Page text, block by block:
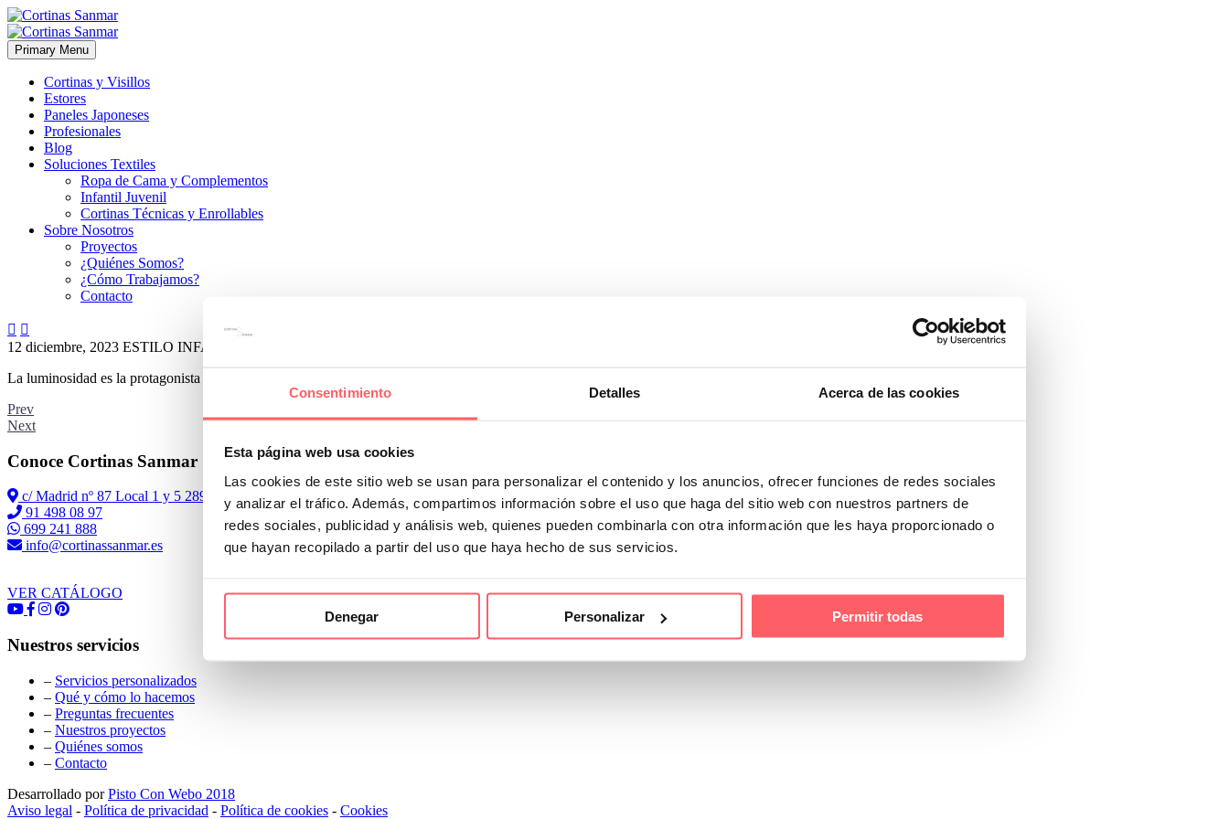
Consentimiento Detalles Acerca de las cookies
Esta página web usa cookies
Las cookies de este sitio web se usan para personalizar el contenido y los anuncios, ofrecer funciones de redes sociales
y analizar el tráfico. Además, compartimos información sobre el uso que haga del sitio web con nuestros partners de
redes sociales, publicidad y análisis web, quienes pueden combinarla con otra información que les haya proporcionado o
que hayan recopilado a partir del uso que haya hecho de sus servicios.
Denegar Personalizar Permitir todas
Primary Menu
Cortinas y Visillos
Estores
Paneles Japoneses
Profesionales
Blog
Soluciones Textiles
Ropa de Cama y Complementos
Infantil Juvenil
Cortinas Técnicas y Enrollables
Sobre Nosotros
Proyectos
¿Quiénes Somos?
¿Cómo Trabajamos?
Contacto
 
12 diciembre, 2023 ESTILO INFANTIL-JUVENIL
La luminosidad es la protagonista en una habitación juvenil con toques de color verde en las butacas
Prev
Next
Conoce Cortinas Sanmar
c/ Madrid nº 87 Local 1 y 5 28970 Madrid
91 498 08 97
699 241 888
info@cortinassanmar.es
VER CATÁLOGO
Nuestros servicios
– Servicios personalizados
– Qué y cómo lo hacemos
– Preguntas frecuentes
– Nuestros proyectos
– Quiénes somos
– Contacto
Desarrollado porPisto Con Webo 2018
Aviso legal - Política de privacidad - Política de cookies - Cookies